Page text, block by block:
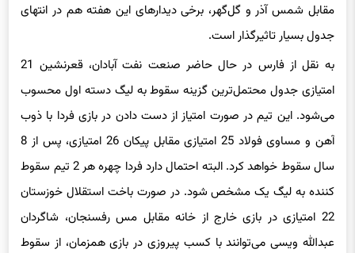
مقابل شمس آذر و گل‎‌گهر، برخی دیدارهای این هفته هم در انتهای
جدول بسیار تاثیرگذار است.
به نقل از فارس در حال حاضر صنعت نفت آبادان، قعرنشین 21
امتیازی جدول محتمل‌ترین گزینه سقوط به لیگ دسته اول محسوب
می‌شود. این تیم در صورت امتیاز از دست دادن در بازی فردا با ذوب
آهن و مساوی فولاد 25 امتیازی مقابل پیکان 26 امتیازی، پس از 8
سال سقوط خواهد کرد.
البته احتمال دارد فردا چهره هر 2 تیم سقوط
کننده به لیگ یک مشخص شود. در صورت باخت استقلال خوزستان
22 امتیازی در بازی خارج از خانه مقابل مس رفسنجان، شاگردان
عبدالله ویسی می‌توانند با کسب پیروزی در بازی همزمان، از سقوط